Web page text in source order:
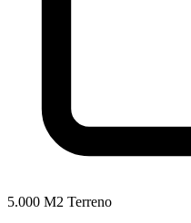
5.000 M2 Terreno